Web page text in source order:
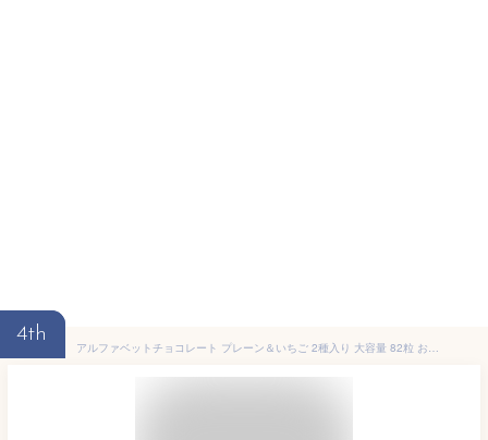
4th
アルファベットチョコレート プレーン＆いちご 2種入り 大容量 82粒 お菓子 詰め合わせ シェアパック ギフト まとめ買い ハロウィン バレンタイン クリスマス